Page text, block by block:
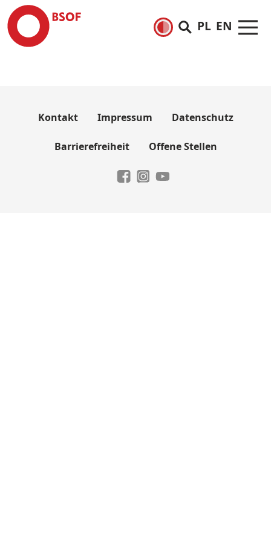
PL EN
Kontakt Impressum Datenschutz
Barrierefreiheit Offene Stellen